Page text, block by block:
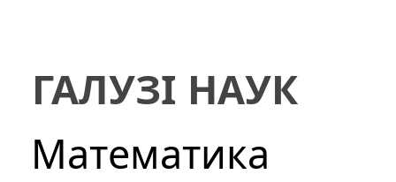
ГАЛУЗІ НАУК
Математика